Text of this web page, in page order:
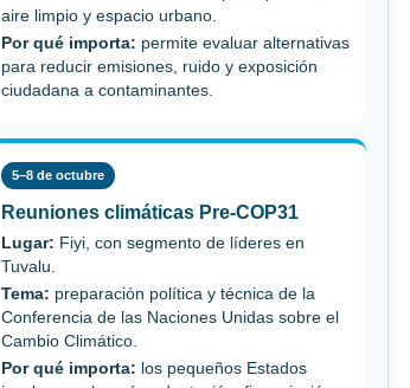
aire limpio y espacio urbano.
Por qué importa: permite evaluar alternativas
para reducir emisiones, ruido y exposición
ciudadana a contaminantes.
5–8 de octubre
Reuniones climáticas Pre-COP31
Lugar: Fiyi, con segmento de líderes en
Tuvalu.
Tema: preparación política y técnica de la
Conferencia de las Naciones Unidas sobre el
Cambio Climático.
Por qué importa: los pequeños Estados